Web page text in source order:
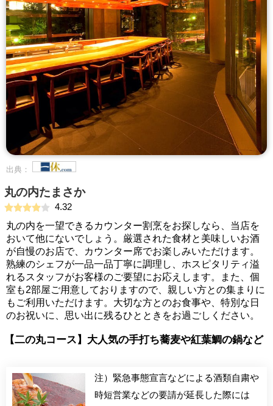
出典：
丸の内たまさか
4.32
丸の内を一望できるカウンター割烹をお探しなら、当店を
おいて他にないでしょう。厳選された食材と美味しいお酒
が自慢のお店で、カウンター席でお楽しみいただけます。
熟練のシェフが一品一品丁寧に調理し、ホスピタリティ溢
れるスタッフがお客様のご要望にお応えします。また、個
室も2部屋ご用意しておりますので、親しい方との集まりに
もご利用いただけます。大切な方とのお食事や、特別な日
のお祝いに、思い出に残るひとときをお過ごしください。
【二の丸コース】大人気の手打ち蕎麦や紅葉鯛の鍋など
注）緊急事態宣言などによる酒類自粛や
時短営業などの要請が延長した際には